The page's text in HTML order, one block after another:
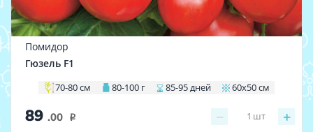
Помидор
Гюзель F1
70-80 см 80-100 г 85-95 дней 60х50 см
89 .00 i − +
1 шт